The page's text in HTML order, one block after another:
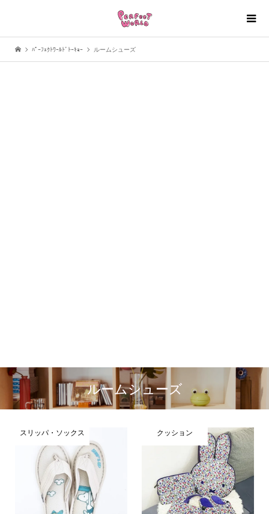
ﾊﾟｰﾌｪｸﾄﾜｰﾙﾄﾞﾄｰｷｮｰ ルームシューズ
ルームシューズ
スリッパ・ソックス クッション